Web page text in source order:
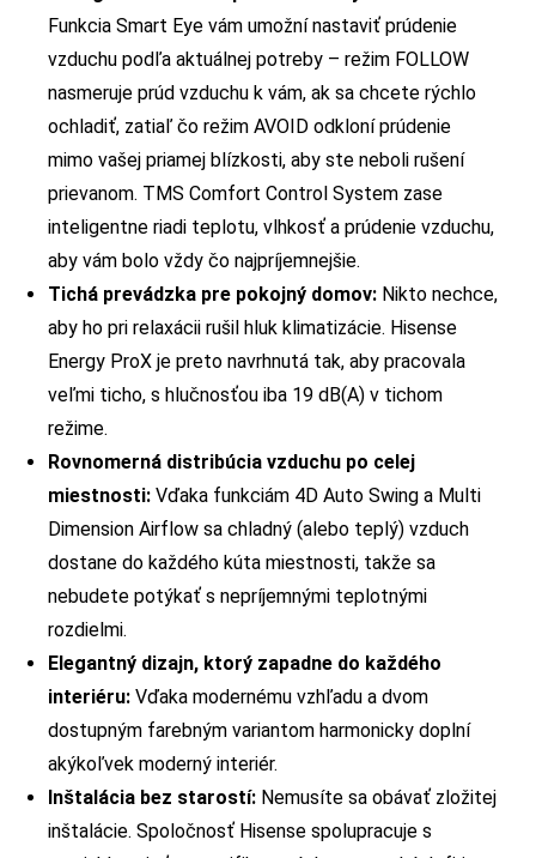
Funkcia Smart Eye vám umožní nastaviť prúdenie
vzduchu podľa aktuálnej potreby – režim FOLLOW
nasmeruje prúd vzduchu k vám, ak sa chcete rýchlo
ochladiť, zatiaľ čo režim AVOID odkloní prúdenie
mimo vašej priamej blízkosti, aby ste neboli rušení
prievanom. TMS Comfort Control System zase
inteligentne riadi teplotu, vlhkosť a prúdenie vzduchu,
aby vám bolo vždy čo najpríjemnejšie.
Tichá prevádzka pre pokojný domov: Nikto nechce,
aby ho pri relaxácii rušil hluk klimatizácie. Hisense
Energy ProX je preto navrhnutá tak, aby pracovala
veľmi ticho, s hlučnosťou iba 19 dB(A) v tichom
režime.
Rovnomerná distribúcia vzduchu po celej
miestnosti: Vďaka funkciám 4D Auto Swing a Multi
Dimension Airflow sa chladný (alebo teplý) vzduch
dostane do každého kúta miestnosti, takže sa
nebudete potýkať s nepríjemnými teplotnými
rozdielmi.
Elegantný dizajn, ktorý zapadne do každého
interiéru: Vďaka modernému vzhľadu a dvom
dostupným farebným variantom harmonicky doplní
akýkoľvek moderný interiér.
Inštalácia bez starostí: Nemusíte sa obávať zložitej
inštalácie. Spoločnosť Hisense spolupracuje s